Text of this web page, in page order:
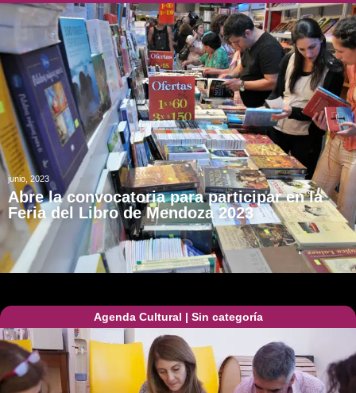
junio, 2023
Abre la convocatoria para participar en la
Feria del Libro de Mendoza 2023
Agenda Cultural | Sin categoría